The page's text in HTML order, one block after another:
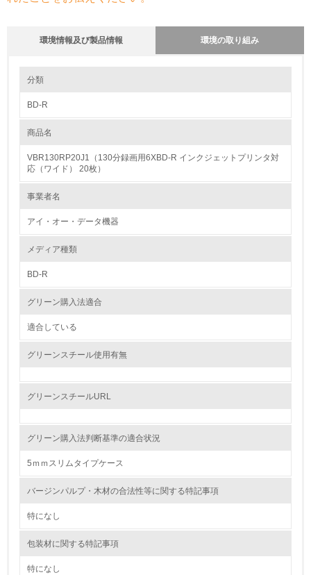
環境情報及び製品情報 環境の取り組み
1.環境取り組み体制
環境方針を持っている
環境対応の責任体制を定めている
環境問題に関する従業員教育を行っている
自社に関係する主要な環境法規制を把握し、順守している
かしている
6.
従業員が環境方針に基づいて自分の業務の中で行うべき環
分類
BD-R
商品名
VBR130RP20J1（130分録画用6XBD-R インクジェットプリンタ対
応（ワイド） 20枚）
事業者名
アイ・オー・データ機器
メディア種類
BD-R
グリーン購入法適合
適合している
グリーンスチール使用有無
グリーンスチールURL
グリーン購入法判断基準の適合状況
5ｍｍスリムタイプケース
バージンパルプ・木材の合法性等に関する特記事項
特になし
包装材に関する特記事項
特になし